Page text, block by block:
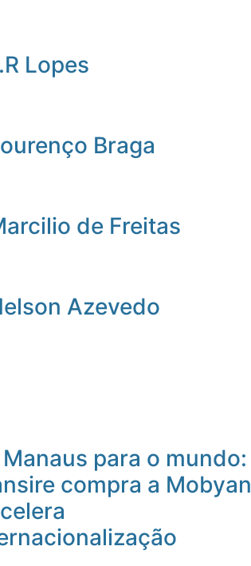
Lopes
Braga
de Freitas
Azevedo
Manaus para o mundo:
compra a Mobyan